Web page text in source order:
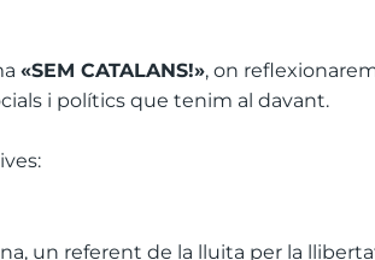
«SEM CATALANS!», on
i polítics que tenim al davant.
un referent de la lluita per la